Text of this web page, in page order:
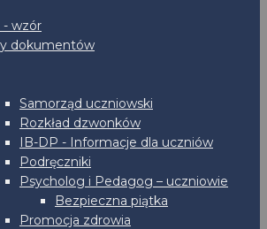
- wzór
dokumentów
Samorząd uczniowski
Rozkład dzwonków
IB-DP - Informacje dla uczniów
Podręczniki
Psycholog i Pedagog – uczniowie
Bezpieczna piątka
Promocja zdrowia